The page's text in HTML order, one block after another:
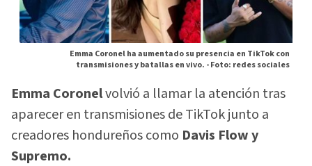
Emma Coronel ha aumentado su presencia en TikTok con
transmisiones y batallas en vivo. -Foto: redes sociales
Emma Coronelvolvió a llamar la atención tras
aparecer en transmisiones de TikTok junto a
creadores hondureños como Davis Flow y
Supremo.